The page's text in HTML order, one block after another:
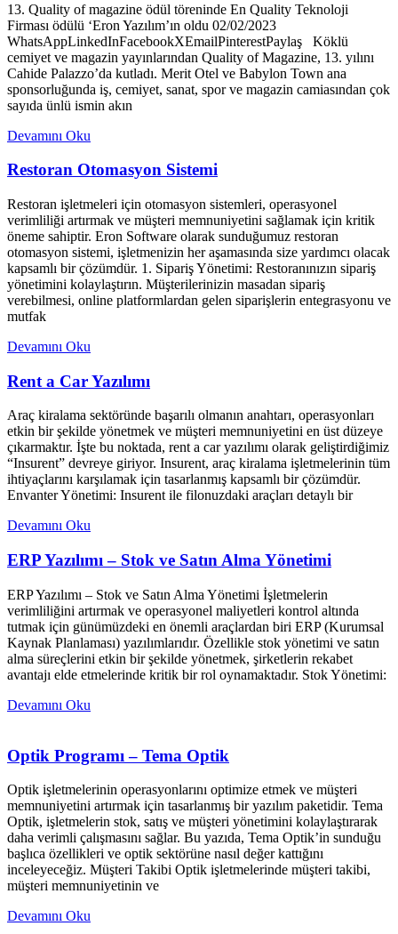
13. Quality of magazine ödül töreninde En Quality Teknoloji
Firması ödülü ‘Eron Yazılım’ın oldu 02/02/2023
WhatsAppLinkedInFacebookXEmailPinterestPaylaş Köklü
cemiyet ve magazin yayınlarından Quality of Magazine, 13. yılını
Cahide Palazzo’da kutladı. Merit Otel ve Babylon Town ana
sponsorluğunda iş, cemiyet, sanat, spor ve magazin camiasından çok
sayıda ünlü ismin akın
Devamını Oku
Restoran Otomasyon Sistemi
Restoran işletmeleri için otomasyon sistemleri, operasyonel
verimliliği artırmak ve müşteri memnuniyetini sağlamak için kritik
öneme sahiptir. Eron Software olarak sunduğumuz restoran
otomasyon sistemi, işletmenizin her aşamasında size yardımcı olacak
kapsamlı bir çözümdür. 1. Sipariş Yönetimi: Restoranınızın sipariş
yönetimini kolaylaştırın. Müşterilerinizin masadan sipariş
verebilmesi, online platformlardan gelen siparişlerin entegrasyonu ve
mutfak
Devamını Oku
Rent a Car Yazılımı
Araç kiralama sektöründe başarılı olmanın anahtarı, operasyonları
etkin bir şekilde yönetmek ve müşteri memnuniyetini en üst düzeye
çıkarmaktır. İşte bu noktada, rent a car yazılımı olarak geliştirdiğimiz
“Insurent” devreye giriyor. Insurent, araç kiralama işletmelerinin tüm
ihtiyaçlarını karşılamak için tasarlanmış kapsamlı bir çözümdür.
Envanter Yönetimi: Insurent ile filonuzdaki araçları detaylı bir
Devamını Oku
ERP Yazılımı – Stok ve Satın Alma Yönetimi
ERP Yazılımı – Stok ve Satın Alma Yönetimi İşletmelerin
verimliliğini artırmak ve operasyonel maliyetleri kontrol altında
tutmak için günümüzdeki en önemli araçlardan biri ERP (Kurumsal
Kaynak Planlaması) yazılımlarıdır. Özellikle stok yönetimi ve satın
alma süreçlerini etkin bir şekilde yönetmek, şirketlerin rekabet
avantajı elde etmelerinde kritik bir rol oynamaktadır. Stok Yönetimi:
Devamını Oku
Optik Programı – Tema Optik
Optik işletmelerinin operasyonlarını optimize etmek ve müşteri
memnuniyetini artırmak için tasarlanmış bir yazılım paketidir. Tema
Optik, işletmelerin stok, satış ve müşteri yönetimini kolaylaştırarak
daha verimli çalışmasını sağlar. Bu yazıda, Tema Optik’in sunduğu
başlıca özellikleri ve optik sektörüne nasıl değer kattığını
inceleyeceğiz. Müşteri Takibi Optik işletmelerinde müşteri takibi,
müşteri memnuniyetinin ve
Devamını Oku